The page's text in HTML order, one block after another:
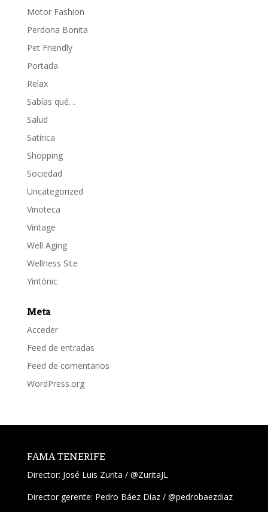
Motor Fashion
Perdona Bonita
Pet Friendly
Portada
Relax
Sabías qué…
Salud
Satírica
Shopping
Sociedad
Uncategorized
Vinoteca
Vintage
Well Aging
Wellness Site
Yintónic
Meta
Acceder
Feed de entradas
Feed de comentarios
WordPress.org
FAMA TENERIFE
Director: José Luis Zurita / @ZuritaJL
Director gerente: Pedro Báez Díaz / @pedrobaezdiaz